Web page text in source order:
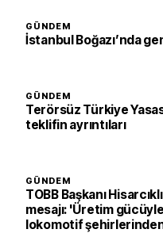
GÜNDEM
İstanbul Boğazı’nda
GÜNDEM
Terörsüz Türkiye
teklifin ayrıntıları
GÜNDEM
TOBB Başkanı
mesajı: 'Üretim
lokomotif